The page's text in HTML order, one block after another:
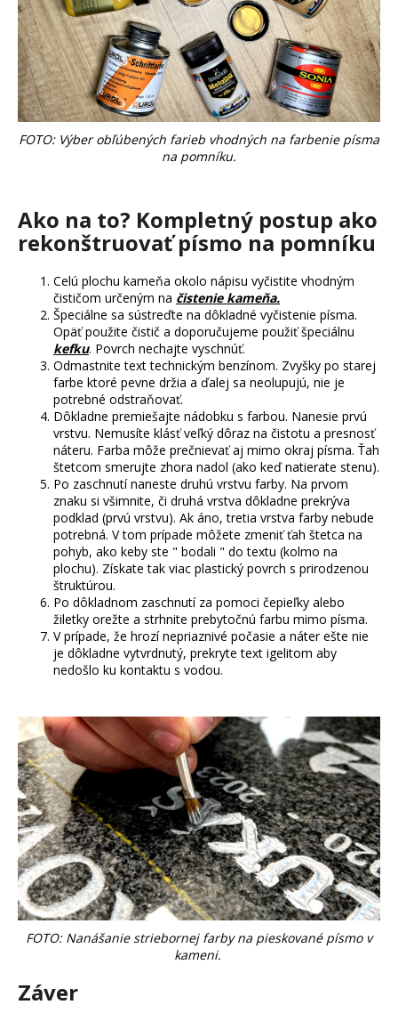
FOTO: Výber obľúbených farieb vhodných na farbenie písma
na pomníku.
Ako na to? Kompletný postup ako
rekonštruovať písmo na pomníku
Celú plochu kameňa okolo nápisu vyčistite vhodným
čističom určeným na čistenie kameňa.
Špeciálne sa sústreďte na dôkladné vyčistenie písma.
Opäť použite čistič a doporučujeme použiť špeciálnu
kefku. Povrch nechajte vyschnúť.
Odmastnite text technickým benzínom. Zvyšky po starej
farbe ktoré pevne držia a ďalej sa neolupujú, nie je
potrebné odstraňovať.
Dôkladne premiešajte nádobku s farbou. Nanesie prvú
vrstvu. Nemusíte klásť veľký dôraz na čistotu a presnosť
náteru. Farba môže prečnievať aj mimo okraj písma. Ťah
štetcom smerujte zhora nadol (ako keď natierate stenu).
Po zaschnutí naneste druhú vrstvu farby. Na prvom
znaku si všimnite, či druhá vrstva dôkladne prekrýva
podklad (prvú vrstvu). Ak áno, tretia vrstva farby nebude
potrebná. V tom prípade môžete zmeniť ťah štetca na
pohyb, ako keby ste " bodali " do textu (kolmo na
plochu). Získate tak viac plastický povrch s prirodzenou
štruktúrou.
Po dôkladnom zaschnutí za pomoci čepieľky alebo
žiletky orežte a strhnite prebytočnú farbu mimo písma.
V prípade, že hrozí nepriaznivé počasie a náter ešte nie
je dôkladne vytvrdnutý, prekryte text igelitom aby
nedošlo ku kontaktu s vodou.
FOTO: Nanášanie striebornej farby na pieskované písmo v
kameni.
Záver